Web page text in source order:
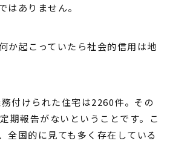
はありません。
か起こっていたら社会的信用は地
付けられた住宅は2260件。その
期報告がないということです。こ
全国的に見ても多く存在している